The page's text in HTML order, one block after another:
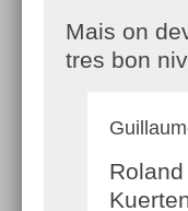
Mais on
tres bon